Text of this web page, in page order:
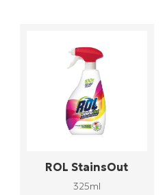
ROL StainsOut
325ml